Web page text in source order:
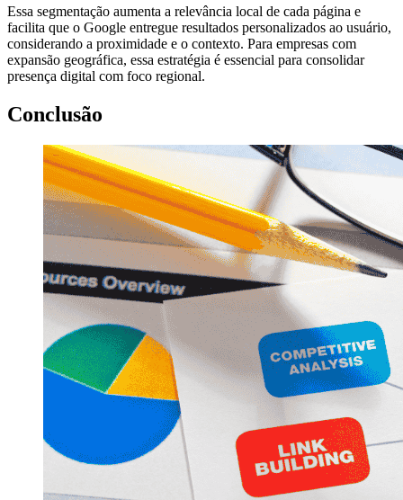
Essa segmentação aumenta a relevância local de cada página e
facilita que o Google entregue resultados personalizados ao usuário,
considerando a proximidade e o contexto. Para empresas com
expansão geográfica, essa estratégia é essencial para consolidar
presença digital com foco regional.
Conclusão